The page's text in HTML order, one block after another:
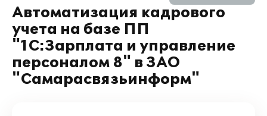
Автоматизация кадрового
учета на базе ПП
"1С:Зарплата и управление
персоналом 8" в ЗАО
"Самарасвязьинформ"